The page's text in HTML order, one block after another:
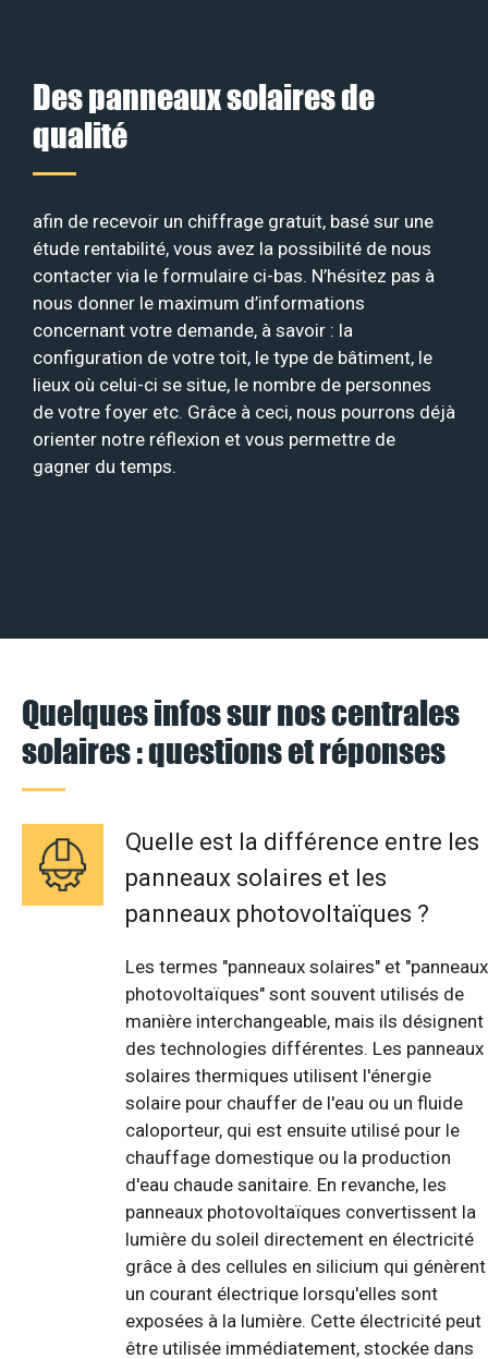
Des panneaux solaires de
qualité
afin de recevoir un chiffrage gratuit, basé sur une
étude rentabilité, vous avez la possibilité de nous
contacter via le formulaire ci-bas. N’hésitez pas à
nous donner le maximum d’informations
concernant votre demande, à savoir : la
configuration de votre toit, le type de bâtiment, le
lieux où celui-ci se situe, le nombre de personnes
de votre foyer etc. Grâce à ceci, nous pourrons déjà
orienter notre réflexion et vous permettre de
gagner du temps.
Quelques infos sur nos centrales
solaires : questions et réponses
Quelle est la différence entre les
panneaux solaires et les
panneaux photovoltaïques ?
Les termes "panneaux solaires" et "panneaux
photovoltaïques" sont souvent utilisés de
manière interchangeable, mais ils désignent
des technologies différentes. Les panneaux
solaires thermiques utilisent l'énergie
solaire pour chauffer de l'eau ou un fluide
caloporteur, qui est ensuite utilisé pour le
chauffage domestique ou la production
d'eau chaude sanitaire. En revanche, les
panneaux photovoltaïques convertissent la
lumière du soleil directement en électricité
grâce à des cellules en silicium qui génèrent
un courant électrique lorsqu'elles sont
exposées à la lumière. Cette électricité peut
être utilisée immédiatement, stockée dans